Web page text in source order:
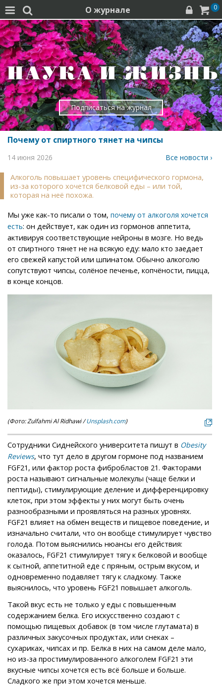
  О журнале   0
Подписаться на журнал
Почему от спиртного тянет на чипсы
14 июня 2026 Все новости ›
Алкоголь повышает уровень специфического гормона,
из-за которого хочется белковой еды – или той,
которая на неё похожа.
Мы уже как-то писали о том, почему от алкоголя хочется
есть: он действует, как один из гормонов аппетита,
активируя соответствующие нейроны в мозге. Но ведь
от спиртного тянет не на всякую еду: мало кто заедает
его свежей капустой или шпинатом. Обычно алкоголю
сопутствуют чипсы, солёное печенье, копчёности, пицца,
в конце концов.
(Фото: Zulfahmi Al Ridhawi /Unsplash.com)
Сотрудники Сиднейского университета пишут в Obesity
Reviews, что тут дело в другом гормоне под названием
FGF21, или фактор роста фибробластов 21. Факторами
роста называют сигнальные молекулы (чаще белки и
пептиды), стимулирующие деление и дифференцировку
клеток, при этом эффекты у них могут быть очень
разнообразными и проявляться на разных уровнях.
FGF21 влияет на обмен веществ и пищевое поведение, и
изначально считали, что он вообще стимулирует чувство
голода. Потом выяснились нюансы его действия:
оказалось, FGF21 стимулирует тягу к белковой и вообще
к сытной, аппетитной еде с пряным, острым вкусом, и
одновременно подавляет тягу к сладкому. Также
выяснилось, что уровень FGF21 повышает алкоголь.
Такой вкус есть не только у еды с повышенным
содержанием белка. Его искусственно создают с
помощью пищевых добавок (в том числе глутамата) в
различных закусочных продуктах, или снеках –
сухариках, чипсах и пр. Белка в них на самом деле мало,
но из-за простимулированного алкоголем FGF21 эти
вкусные чипсы хочется есть всё больше и больше.
Сладкого же при этом хочется меньше.